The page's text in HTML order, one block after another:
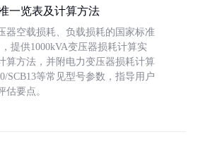
一览表及计算方法
器空载损耗、负载损耗的国家标准
，提供1000kVA变压器损耗计算实
算方法，并附电力变压器损耗计算
SCB13等常见型号参数，指导用户
估要点。